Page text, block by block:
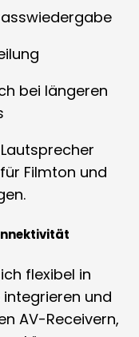
bei längeren
Filmton und
flexibel in
und
AV-Receivern,